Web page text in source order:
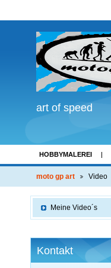
art of speed
HOBBYMALEREI
moto gp art Video
Meine Video´s
Kontakt